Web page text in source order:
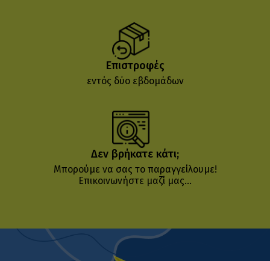
Επιστροφές
εντός δύο εβδομάδων
Δεν βρήκατε κάτι;
Μπορούμε να σας το παραγγείλουμε!
Επικοινωνήστε μαζί μας...